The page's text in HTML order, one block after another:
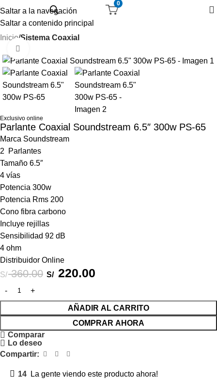
Saltar a la navegación
Saltar a contenido principal
0
Inicio Sistema Coaxial
Exclusivo online
Parlante Coaxial Soundstream 6.5″ 300w PS-65
Marca Soundstream
2 Parlantes
Tamaño 6.5″
4 vías
Potencia 300w
Potencia Rms 200
Cono fibra carbono
Incluye rejillas
Sensibilidad 92 dB
4 ohm
Distribuidor Online
S/360.00 S/ 220.00
AÑADIR AL CARRITO
COMPRAR AHORA
Comparar
Lo deseo
Compartir:
14 La gente viendo este producto ahora!